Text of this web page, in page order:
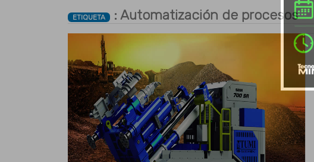
ETIQUETA : Automatización de procesos